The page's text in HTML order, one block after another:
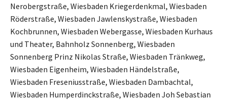
Nerobergstraße, Wiesbaden Kriegerdenkmal, Wiesbaden
Röderstraße, Wiesbaden Jawlenskystraße, Wiesbaden
Kochbrunnen, Wiesbaden Webergasse, Wiesbaden Kurhaus
und Theater, Bahnholz Sonnenberg, Wiesbaden
Sonnenberg Prinz Nikolas Straße, Wiesbaden Tränkweg,
Wiesbaden Eigenheim, Wiesbaden Händelstraße,
Wiesbaden Freseniusstraße, Wiesbaden Dambachtal,
Wiesbaden Humperdinckstraße, Wiesbaden Joh Sebastian